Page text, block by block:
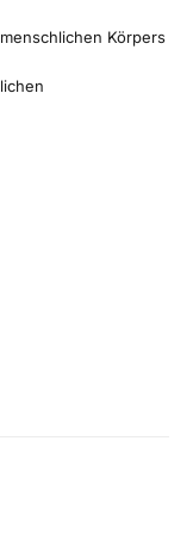
Körpers